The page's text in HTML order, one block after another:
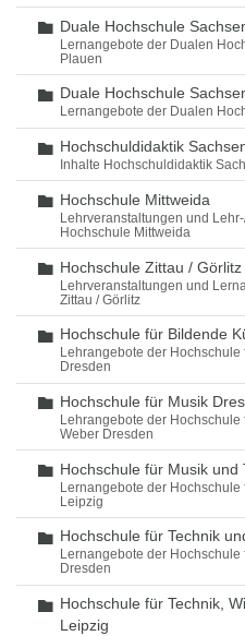
Ordner
Duale Hochschule
Lernangebote der Dualen
Plauen
Ordner
Duale Hochschule
Lernangebote der Dualen
Ordner
Hochschuldidaktik
Inhalte Hochschuldidaktik
Ordner
Hochschule Mittweida
Lehrveranstaltungen und
Hochschule Mittweida
Ordner
Hochschule Zittau / Görlitz
Lehrveranstaltungen und
Zittau / Görlitz
Ordner
Hochschule für Bildende
Lehrangebote der
Dresden
Ordner
Hochschule für Musik
Lehrangebote der
Weber Dresden
Ordner
Hochschule für Musik und
Lernangebote der
Leipzig
Ordner
Hochschule für Technik
Lernangebote der
Dresden
Ordner
Hochschule für Technik,
Leipzig